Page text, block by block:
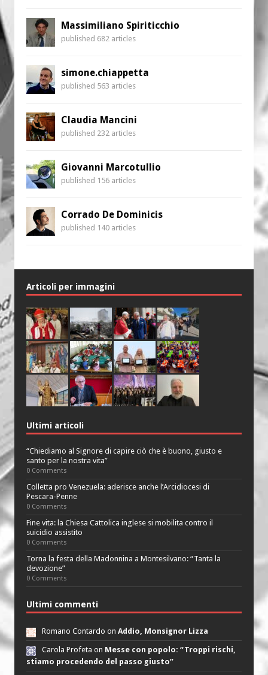
Massimiliano Spiriticchio
published 682 articles
simone.chiappetta
published 563 articles
Claudia Mancini
published 232 articles
Giovanni Marcotullio
published 156 articles
Corrado De Dominicis
published 140 articles
Articoli per immagini
Ultimi articoli
“Chiediamo al Signore di capire ciò che è buono, giusto e
santo per la nostra vita”
0 Comments
Colletta pro Venezuela: aderisce anche l’Arcidiocesi di
Pescara-Penne
0 Comments
Fine vita: la Chiesa Cattolica inglese si mobilita contro il
suicidio assistito
0 Comments
Torna la festa della Madonnina a Montesilvano: “Tanta la
devozione”
0 Comments
Ultimi commenti
Romano Contardo on Addio, Monsignor Lizza
Carola Profeta on Messe con popolo: “Troppi rischi,
stiamo procedendo del passo giusto”